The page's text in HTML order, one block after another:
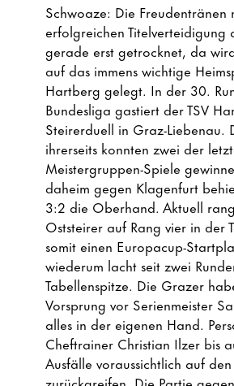
Schwoaze: Die Freudentränen
erfolgreichen Titelverteidigung
gerade erst getrocknet, da
auf das immens wichtige
Hartberg gelegt. In der 30.
Bundesliga gastiert der TSV
Steirerduell in Graz-Liebenau.
ihrerseits konnten zwei der
Meistergruppen-Spiele
daheim gegen Klagenfurt
3:2 die Oberhand. Aktuell
Oststeirer auf Rang vier in der
somit einen Europacup-
wiederum lacht seit zwei
Tabellenspitze. Die Grazer
Vorsprung vor Serienmeister
alles in der eigenen Hand.
Cheftrainer Christian Ilzer bis
Ausfälle voraussichtlich auf